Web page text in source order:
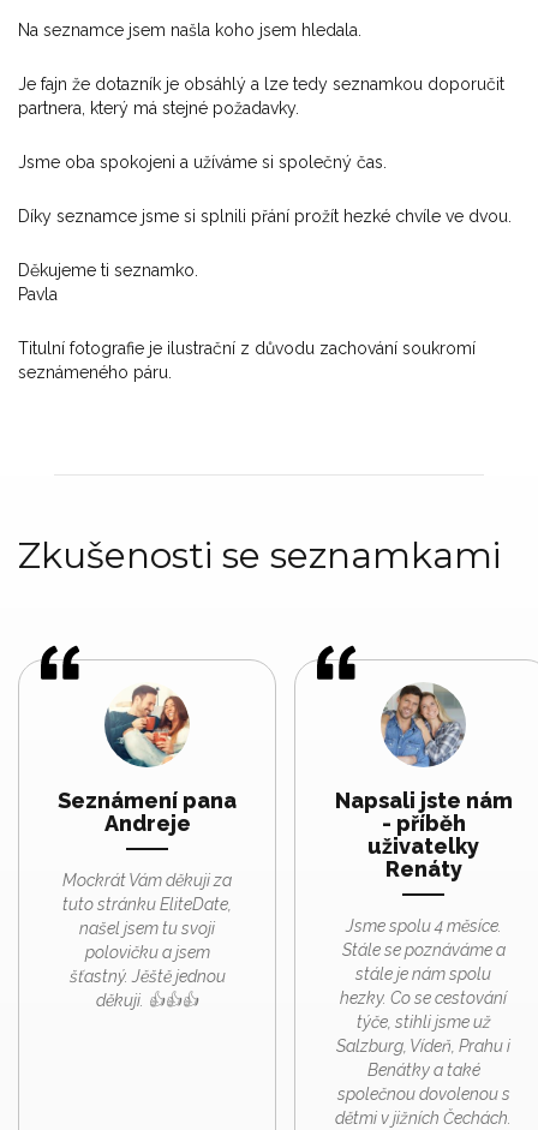
Na seznamce jsem našla koho jsem hledala.
Je fajn že dotazník je obsáhlý a lze tedy seznamkou doporučit
partnera, který má stejné požadavky.
Jsme oba spokojeni a užíváme si společný čas.
Díky seznamce jsme si splnili přání prožít hezké chvíle ve dvou.
Děkujeme ti seznamko.
Pavla
Titulní fotografie je ilustrační z důvodu zachování soukromí
seznámeného páru.
Zkušenosti se seznamkami
Seznámení pana
Andreje
Mockrát Vám děkuji za
tuto stránku EliteDate,
našel jsem tu svoji
polovičku a jsem
šťastný. Jěště jednou
děkuji. 👍👍👍
Napsali jste nám
- příběh
uživatelky
Renáty
Jsme spolu 4 měsíce.
Stále se poznáváme a
stále je nám spolu
hezky. Co se cestování
týče, stihli jsme už
Salzburg, Vídeň, Prahu i
Benátky a také
společnou dovolenou s
dětmi v jižních Čechách.